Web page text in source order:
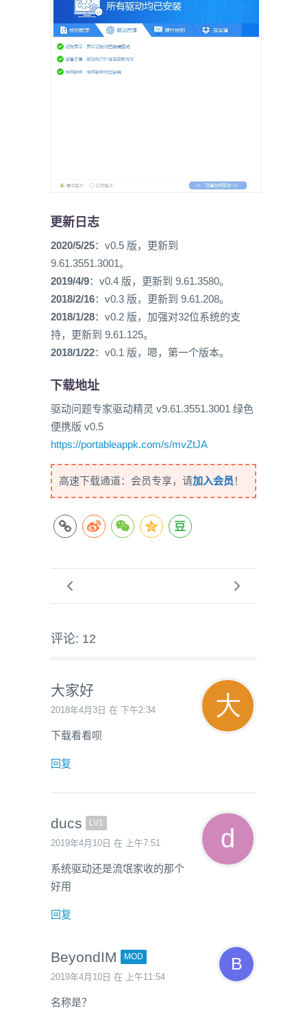
更新日志
2020/5/25：v0.5 版，更新到
9.61.3551.3001。
2019/4/9：v0.4 版，更新到 9.61.3580。
2018/2/16：v0.3 版，更新到 9.61.208。
2018/1/28：v0.2 版，加强对32位系统的支
持，更新到 9.61.125。
2018/1/22：v0.1 版，嗯，第一个版本。
下载地址
驱动问题专家驱动精灵 v9.61.3551.3001 绿色
便携版 v0.5
https://portableappk.com/s/mvZtJA
高速下载通道：会员专享，请加入会员 ！
评论: 12
大家好
2018年4月3日 在 下午2:34
下载看看呗
回复
ducs LV1
2019年4月10日 在 上午7:51
系统驱动还是流氓家收的那个
好用
回复
BeyondIM MOD
2019年4月10日 在 上午11:54
名称是？